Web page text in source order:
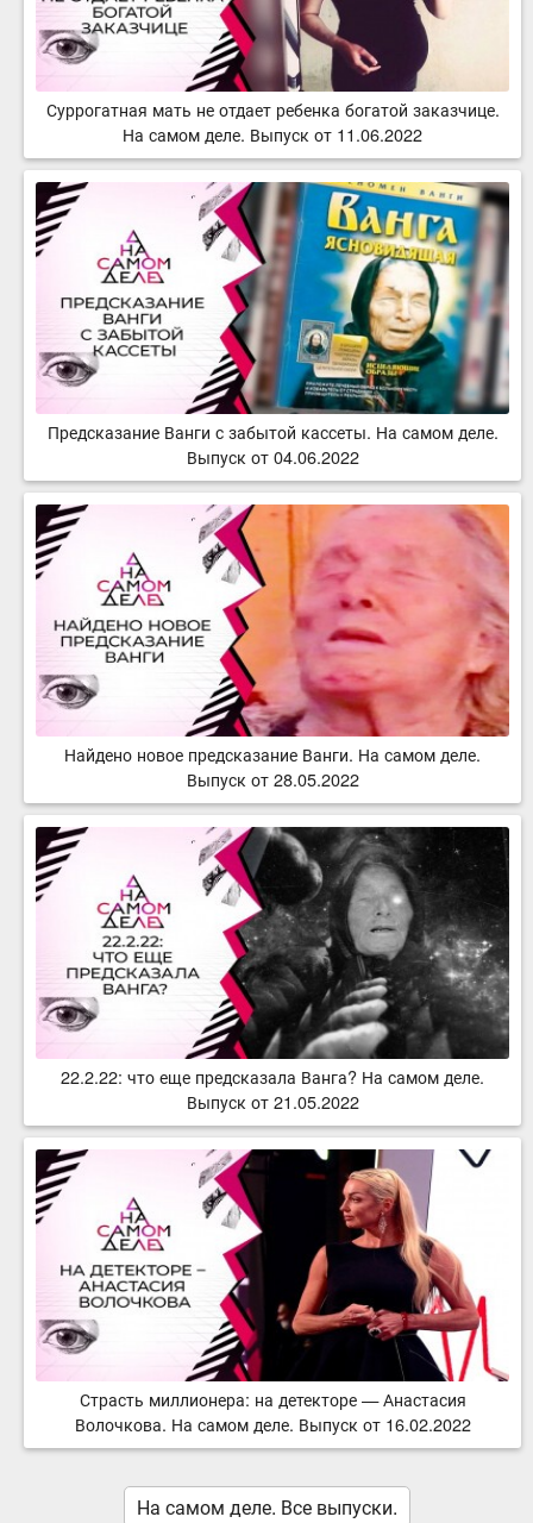
Суррогатная мать не отдает ребенка богатой заказчице.
На самом деле. Выпуск от 11.06.2022
Предсказание Ванги с забытой кассеты. На самом деле.
Выпуск от 04.06.2022
Найдено новое предсказание Ванги. На самом деле.
Выпуск от 28.05.2022
22.2.22: что еще предсказала Ванга? На самом деле.
Выпуск от 21.05.2022
Страсть миллионера: на детекторе — Анастасия
Волочкова. На самом деле. Выпуск от 16.02.2022
На самом деле. Все выпуски.